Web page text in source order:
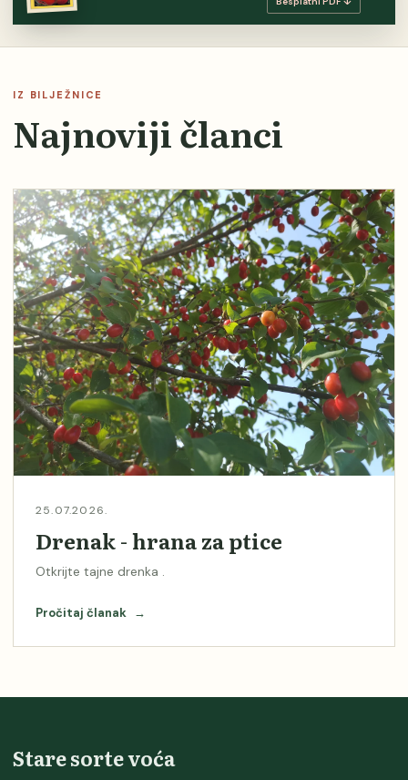
IZ BILJEŽNICE
Najnoviji članci
25.07.2026.
Drenak - hrana za ptice
Otkrijte tajne drenka .
Pročitaj članak →
Stare sorte voća